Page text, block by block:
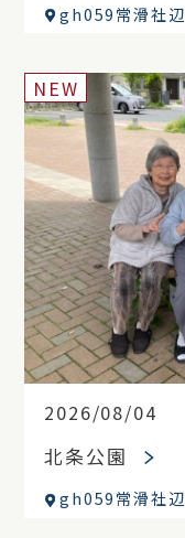
gh059常滑社辺
2026/08/04
NEW
北条公園
gh059常滑社辺